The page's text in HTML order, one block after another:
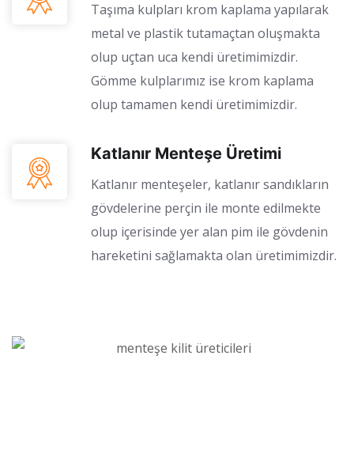
Taşıma kulpları krom kaplama yapılarak
metal ve plastik tutamaçtan oluşmakta
olup uçtan uca kendi üretimimizdir.
Gömme kulplarımız ise krom kaplama
olup tamamen kendi üretimimizdir.
Katlanır Menteşe Üretimi
Katlanır menteşeler, katlanır sandıkların
gövdelerine perçin ile monte edilmekte
olup içerisinde yer alan pim ile gövdenin
hareketini sağlamakta olan üretimimizdir.